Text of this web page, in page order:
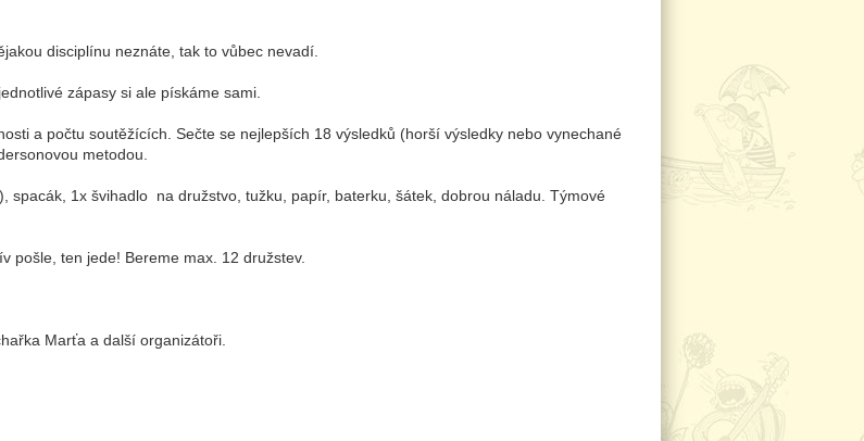
disciplínu neznáte, tak to vůbec nevadí.
zápasy si ale pískáme sami.
a počtu soutěžících. Sečte se nejlepších 18 výsledků (horší výsledky nebo vynechané
metodou.
spacák, 1x švihadlo na družstvo, tužku, papír, baterku, šátek, dobrou náladu. Týmové
pošle, ten jede! Bereme max. 12 družstev.
Marťa a další organizátoři.